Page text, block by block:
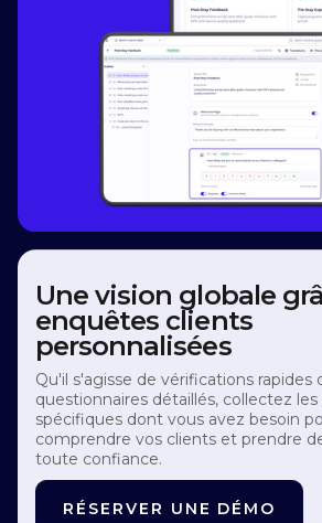
Une vision globale
enquêtes clients
personnalisées
Qu'il s'agisse de vérifications rapides
questionnaires détaillés, collectez
spécifiques dont vous avez besoin
comprendre vos clients et prendre
toute confiance.
RÉSERVER UNE DÉMO